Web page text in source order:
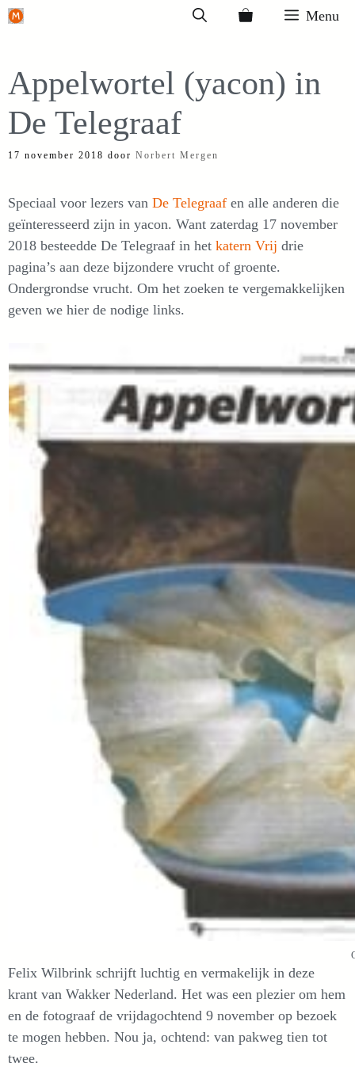
Ga
inhoud
Menu
Appelwortel (yacon) in
De Telegraaf
17 november 2018 door Norbert Mergen
Speciaal voor lezers van De Telegraaf en alle anderen die
geïnteresseerd zijn in yacon. Want zaterdag 17 november
2018 besteedde De Telegraaf in het katern Vrij drie
pagina’s aan deze bijzondere vrucht of groente.
Ondergrondse vrucht. Om het zoeken te vergemakkelijken
geven we hier de nodige links.
Felix Wilbrink schrijft luchtig en vermakelijk in deze
krant van Wakker Nederland. Het was een plezier om hem
en de fotograaf de vrijdagochtend 9 november op bezoek
te mogen hebben. Nou ja, ochtend: van pakweg tien tot
twee.